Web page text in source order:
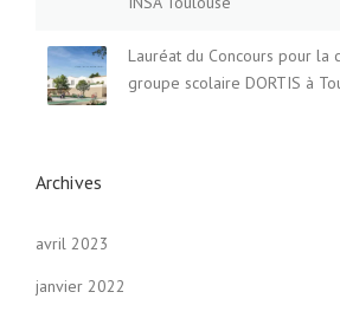
Lauréat du Concours pour la
groupe scolaire DORTIS à
Archives
avril 2023
janvier 2022